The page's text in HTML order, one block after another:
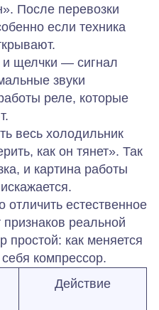
После перевозки
если техника
щелчки — сигнал
звуки
реле, которые
весь холодильник
как он тянет». Так
и картина работы
естественное
реальной
простой: как меняется
компрессор.
Действие